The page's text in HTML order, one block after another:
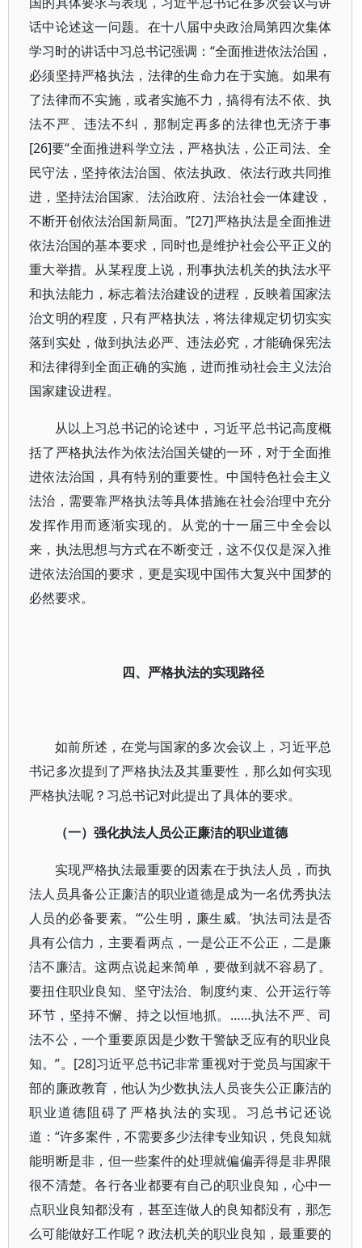
话中论述这一问题。在十八届中央政治局第四次集体
学习时的讲话中习总书记强调：“全面推进依法治国，
必须坚持严格执法，法律的生命力在于实施。如果有
了法律而不实施，或者实施不力，搞得有法不依、执
法不严、违法不纠，那制定再多的法律也无济于事
[26]要“全面推进科学立法，严格执法，公正司法、全
民守法，坚持依法治国、依法执政、依法行政共同推
进，坚持法治国家、法治政府、法治社会一体建设，
不断开创依法治国新局面。”[27]严格执法是全面推进
依法治国的基本要求，同时也是维护社会公平正义的
重大举措。从某程度上说，刑事执法机关的执法水平
和执法能力，标志着法治建设的进程，反映着国家法
治文明的程度，只有严格执法，将法律规定切切实实
落到实处，做到执法必严、违法必究，才能确保宪法
和法律得到全面正确的实施，进而推动社会主义法治
国家建设进程。
从以上习总书记的论述中，习近平总书记高度概
括了严格执法作为依法治国关键的一环，对于全面推
进依法治国，具有特别的重要性。中国特色社会主义
法治，需要靠严格执法等具体措施在社会治理中充分
发挥作用而逐渐实现的。从党的十一届三中全会以
来，执法思想与方式在不断变迁，这不仅仅是深入推
进依法治国的要求，更是实现中国伟大复兴中国梦的
必然要求。
四、严格执法的实现路径
如前所述，在党与国家的多次会议上，习近平总
书记多次提到了严格执法及其重要性，那么如何实现
严格执法呢？习总书记对此提出了具体的要求。
（一）强化执法人员公正廉洁的职业道德
实现严格执法最重要的因素在于执法人员，而执
法人员具备公正廉洁的职业道德是成为一名优秀执法
人员的必备要素。“‘公生明，廉生威。’执法司法是否
具有公信力，主要看两点，一是公正不公正，二是廉
洁不廉洁。这两点说起来简单，要做到就不容易了。
要扭住职业良知、坚守法治、制度约束、公开运行等
环节，坚持不懈、持之以恒地抓。……执法不严、司
法不公，一个重要原因是少数干警缺乏应有的职业良
知。”。[28]习近平总书记非常重视对于党员与国家干
部的廉政教育，他认为少数执法人员丧失公正廉洁的
职业道德阻碍了严格执法的实现。习总书记还说
道：“许多案件，不需要多少法律专业知识，凭良知就
能明断是非，但一些案件的处理就偏偏弄得是非界限
很不清楚。各行各业都要有自己的职业良知，心中一
点职业良知都没有，甚至连做人的良知都没有，那怎
么可能做好工作呢？政法机关的职业良知，最重要的